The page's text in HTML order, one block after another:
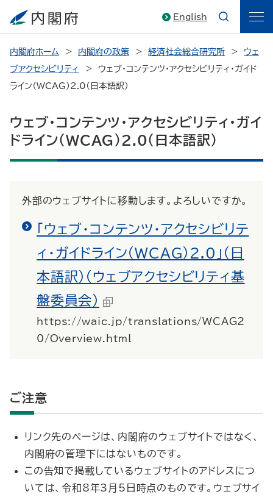
English
内閣府ホーム 内閣府の政策 経済社会総合研究所
ウェ
ブアクセシビリティ
ウェブ・コンテンツ・アクセシビリティ・ガイド
ライン（WCAG）2.0（日本語訳）
ウェブ・コンテンツ・アクセシビリティ・ガイ
ドライン（WCAG）2.0（日本語訳）
外部のウェブサイトに移動します。よろしいですか。
「ウェブ・コンテンツ・アクセシビリテ
ィ・ガイドライン（WCAG）2.0」（日
本語訳）（ウェブアクセシビリティ基
盤委員会）
https://waic.jp/translations/WCAG2
0/Overview.html
ご注意
リンク先のページは、内閣府のウェブサイトではなく、
内閣府の管理下にはないものです。
この告知で掲載しているウェブサイトのアドレスにつ
いては、令和8年3月5日時点のものです。ウェブサイ